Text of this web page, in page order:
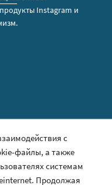
Instagram и
с
файлы, а также
системам
Продолжая